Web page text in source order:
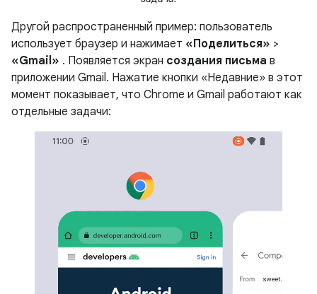
Другой распространенный пример: пользователь
использует браузер и нажимает «Поделиться» >
«Gmail» . Появляется экран создания письма в
приложении Gmail. Нажатие кнопки «Недавние» в этот
момент показывает, что Chrome и Gmail работают как
отдельные задачи: